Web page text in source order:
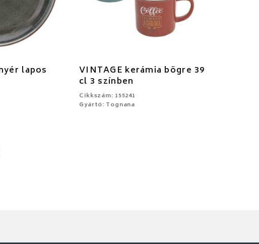
lapos VINTAGE kerámia bögre 39
cl 3 színben
Cikkszám: 155241
Gyártó: Tognana